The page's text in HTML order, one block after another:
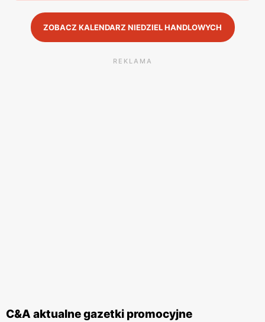
ZOBACZ KALENDARZ NIEDZIEL HANDLOWYCH
REKLAMA
C&A aktualne gazetki promocyjne